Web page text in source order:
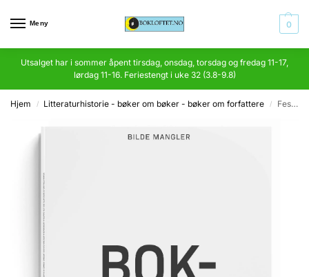
Meny 0
Utsalget har i sommer åpent tirsdag, onsdag, torsdag og fredag 11-17,
lørdag 11-16. Feriestengt i uke 32 (3.8-9.8)
Hjem / Litteraturhistorie - bøker om bøker - bøker om forfattere / Festskrift til Francis Bull på 50 årsdagen